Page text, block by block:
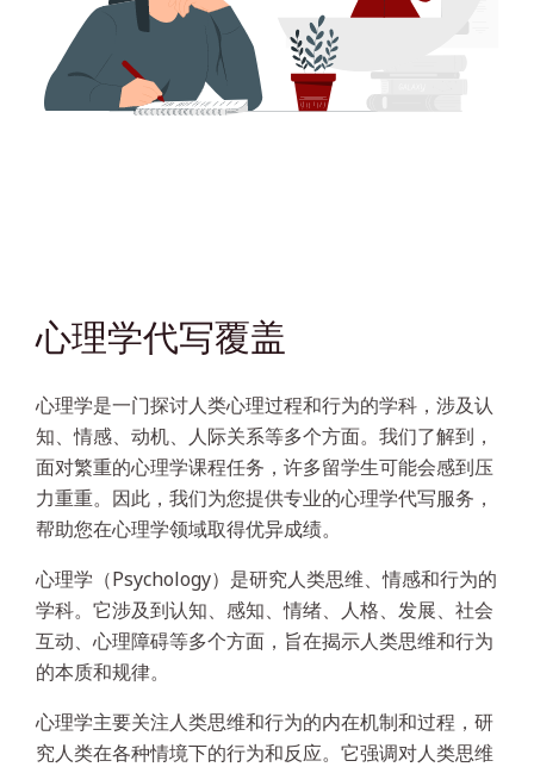
心理学代写覆盖
心理学是一门探讨人类心理过程和行为的学科，涉及认
知、情感、动机、人际关系等多个方面。我们了解到，
面对繁重的心理学课程任务，许多留学生可能会感到压
力重重。因此，我们为您提供专业的心理学代写服务，
帮助您在心理学领域取得优异成绩。
心理学（Psychology）是研究人类思维、情感和行为的
学科。它涉及到认知、感知、情绪、人格、发展、社会
互动、心理障碍等多个方面，旨在揭示人类思维和行为
的本质和规律。
心理学主要关注人类思维和行为的内在机制和过程，研
究人类在各种情境下的行为和反应。它强调对人类思维